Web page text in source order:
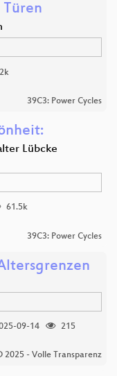
39C3: Power Cycles
Lübcke
61.5k
39C3: Power Cycles
09-14
215
2025 - Volle Transparenz